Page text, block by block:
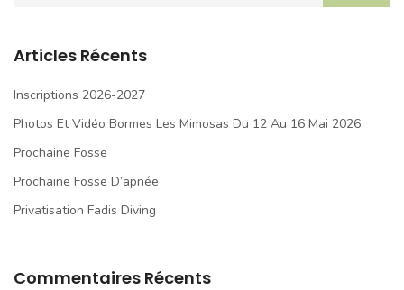
Articles Récents
Inscriptions 2026-2027
Photos Et Vidéo Bormes Les Mimosas Du 12 Au 16 Mai 2026
Prochaine Fosse
Prochaine Fosse D’apnée
Privatisation Fadis Diving
Commentaires Récents